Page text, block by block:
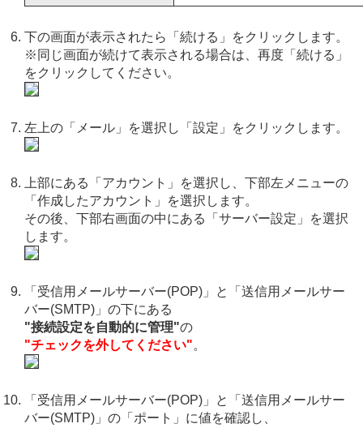
下の画面が表示されたら「続ける」をクリックします。
※同じ画面が続けて表示される場合は、再度「続ける」
をクリックしてください。
左上の「メール」を選択し「設定」をクリックします。
上部にある「アカウント」を選択し、下部左メニューの
「作成したアカウント」を選択します。
その後、下部右画面の中にある「サーバー設定」を選択
します。
「受信用メールサーバー(POP)」と「送信用メールサー
バー(SMTP)」の下にある
"接続設定を自動的に管理"の
"チェックを外してください"。
「受信用メールサーバー(POP)」と「送信用メールサー
バー(SMTP)」の「ポート」に値を確認し、